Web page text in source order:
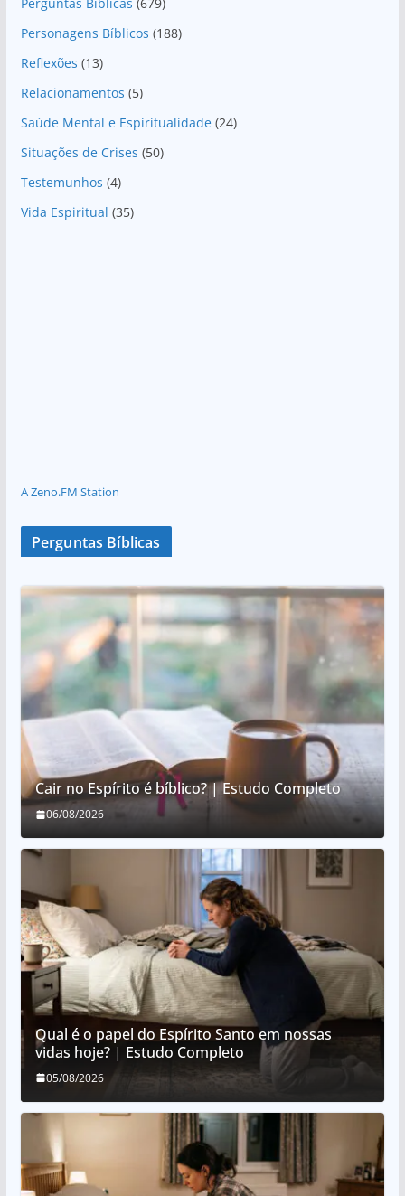
Personagens Bíblicos (188)
Reflexões (13)
Relacionamentos (5)
Saúde Mental e Espiritualidade(24)
Situações de Crises (50)
Testemunhos (4)
Vida Espiritual (35)
A Zeno.FM Station
Perguntas Bíblicas
Cair no Espírito é bíblico? | Estudo Completo
06/08/2026
Qual é o papel do Espírito Santo em nossas
vidas hoje? | Estudo Completo
05/08/2026